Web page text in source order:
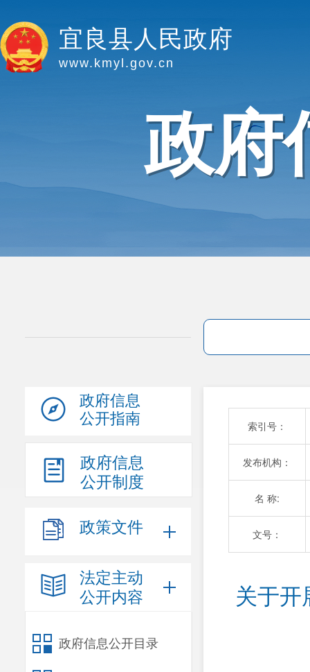
宜良县人民政府
www.kmyl.gov.cn
政府
政府信息
公开指南
政府信息
公开制度
政策文件
法定主动
公开内容
政府信息公开目录
索引号：
发布机构：
名 称:
文号：
关于开